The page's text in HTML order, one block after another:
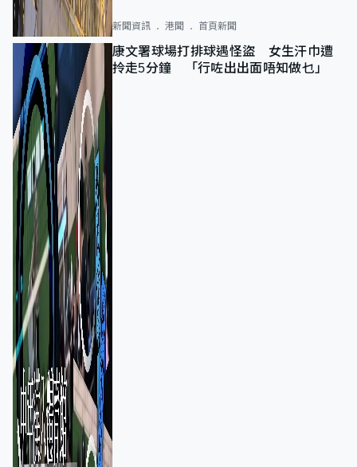
新聞資訊 港聞 首頁新聞
康文署球場打排球遇怪盜 女生汗巾遭
拎走5分鐘 「行咗出出面唔知做乜」